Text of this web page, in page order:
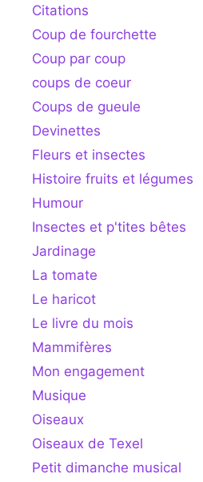
Citations
Coup de fourchette
Coup par coup
coups de coeur
Coups de gueule
Devinettes
Fleurs et insectes
Histoire fruits et légumes
Humour
Insectes et p'tites bêtes
Jardinage
La tomate
Le haricot
Le livre du mois
Mammifères
Mon engagement
Musique
Oiseaux
Oiseaux de Texel
Petit dimanche musical